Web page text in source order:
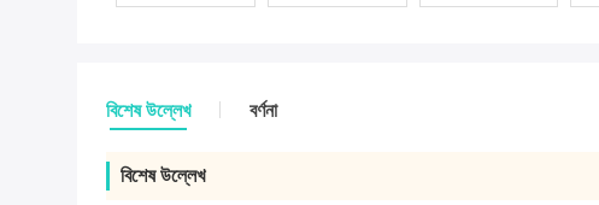
বিশেষ উল্লেখ বর্ণনা
বিশেষ উল্লেখ